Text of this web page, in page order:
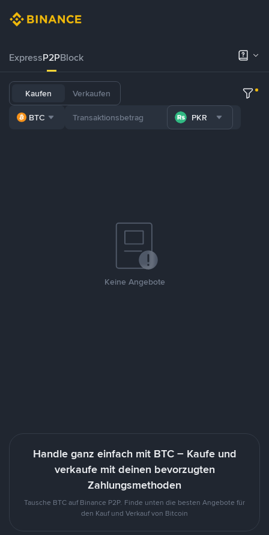
ExpressP2PBlock
Kaufen Verkaufen
BTC PKR
Keine Angebote
Handle ganz einfach mit BTC – Kaufe und
verkaufe mit deinen bevorzugten
Zahlungsmethoden
Tausche BTC auf Binance P2P. Finde unten die besten Angebote für
den Kauf und Verkauf von Bitcoin